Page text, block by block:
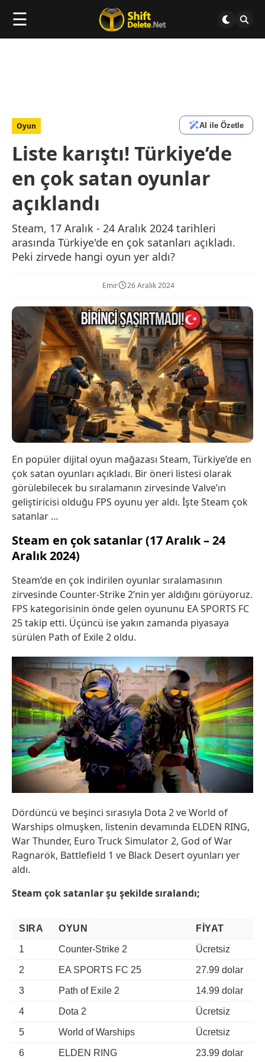
☰
Oyun AI ile Özetle
Liste karıştı! Türkiye’de
en çok satan oyunlar
açıklandı
Steam, 17 Aralık - 24 Aralık 2024 tarihleri
arasında Türkiye'de en çok satanları açıkladı.
Peki zirvede hangi oyun yer aldı?
Emir 26 Aralık 2024
En popüler dijital oyun mağazası Steam, Türkiye’de en
çok satan oyunları açıkladı. Bir öneri listesi olarak
görülebilecek bu sıralamanın zirvesinde Valve’ın
geliştiricisi olduğu FPS oyunu yer aldı. İşte Steam çok
satanlar …
Steam en çok satanlar (17 Aralık – 24
Aralık 2024)
Steam’de en çok indirilen oyunlar sıralamasının
zirvesinde Counter-Strike 2’nin yer aldığını görüyoruz.
FPS kategorisinin önde gelen oyununu EA SPORTS FC
25 takip etti. Üçüncü ise yakın zamanda piyasaya
sürülen Path of Exile 2 oldu.
Dördüncü ve beşinci sırasıyla Dota 2 ve World of
Warships olmuşken, listenin devamında ELDEN RING,
War Thunder, Euro Truck Simulator 2, God of War
Ragnarök, Battlefield 1 ve Black Desert oyunları yer
aldı.
Steam çok satanlar şu şekilde sıralandı;
SIRA OYUN FIYAT
1 Counter-Strike 2 Ücretsiz
2 EA SPORTS FC 25 27.99 dolar
3 Path of Exile 2 14.99 dolar
4 Dota 2 Ücretsiz
5 World of Warships Ücretsiz
6 ELDEN RING 23.99 dolar